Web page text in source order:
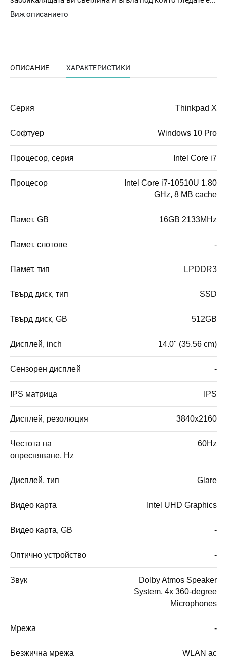
Виж описанието
ОПИСАНИЕ ХАРАКТЕРИСТИКИ
Серия Thinkpad X
Софтуер Windows 10 Pro
Процесор, серия Intel Core i7
Процесор
Intel Core i7-10510U 1.80
GHz, 8 MB cache
Памет, GB 16GB 2133MHz
Памет, слотове -
Памет, тип LPDDR3
Твърд диск, тип SSD
Твърд диск, GB 512GB
Дисплей, inch 14.0" (35.56 cm)
Сензорен дисплей -
IPS матрица IPS
Дисплей, резолюция 3840x2160
Честота на
опресняване, Hz
60Hz
Дисплей, тип Glare
Видео карта Intel UHD Graphics
Видео карта, GB -
Оптично устройство -
Звук
Dolby Atmos Speaker
System, 4x 360-degree
Microphones
Мрежа -
Безжична мрежа WLAN ac